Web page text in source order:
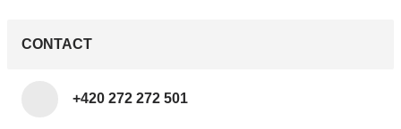
CONTACT
+420 272 272 501